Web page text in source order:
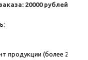
20000 рублей.
продукции (более 20000